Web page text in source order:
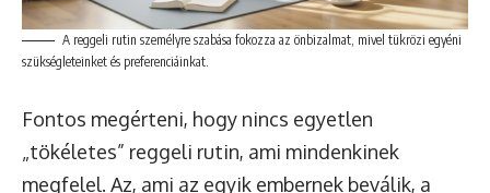
A reggeli rutin személyre szabása fokozza az önbizalmat, mivel tükrözi egyéni
szükségleteinket és preferenciáinkat.
Fontos megérteni, hogy nincs egyetlen
„tökéletes” reggeli rutin, ami mindenkinek
megfelel. Az, ami az egyik embernek beválik, a